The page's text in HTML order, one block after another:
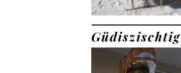
Güdiszischtig